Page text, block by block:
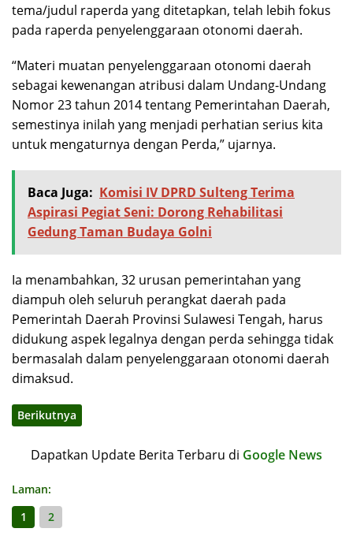
tema/judul raperda yang ditetapkan, telah lebih fokus
pada raperda penyelenggaraan otonomi daerah.
“Materi muatan penyelenggaraan otonomi daerah
sebagai kewenangan atribusi dalam Undang-Undang
Nomor 23 tahun 2014 tentang Pemerintahan Daerah,
semestinya inilah yang menjadi perhatian serius kita
untuk mengaturnya dengan Perda,” ujarnya.
Baca Juga: Komisi IV DPRD Sulteng Terima
Aspirasi Pegiat Seni: Dorong Rehabilitasi
Gedung Taman Budaya Golni
Ia menambahkan, 32 urusan pemerintahan yang
diampuh oleh seluruh perangkat daerah pada
Pemerintah Daerah Provinsi Sulawesi Tengah, harus
didukung aspek legalnya dengan perda sehingga tidak
bermasalah dalam penyelenggaraan otonomi daerah
dimaksud.
Berikutnya
Dapatkan Update Berita Terbaru di Google News
Laman:
1
2